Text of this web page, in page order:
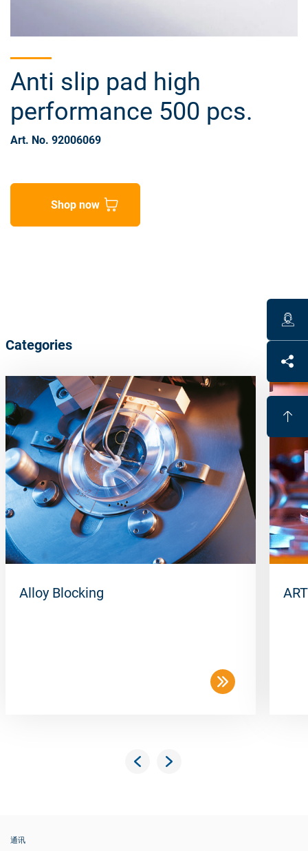
Anti slip pad high
performance 500 pcs.
Art. No. 92006069
Shop now
Categories
Alloy Blocking
通讯